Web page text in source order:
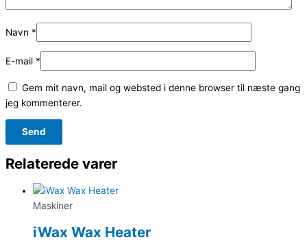
Navn *
E-mail *
Gem mit navn, mail og websted i denne browser til næste gang
jeg kommenterer.
Relaterede varer
Maskiner
iWax Wax Heater